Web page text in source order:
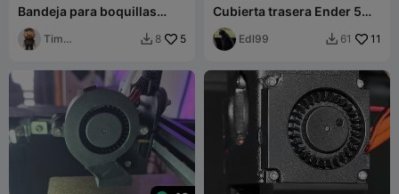
Bandeja para boquillas
Ender 3 v3 KE
Tim
 8 5
Cubierta trasera Ender 5
Max
Edl99  61 11